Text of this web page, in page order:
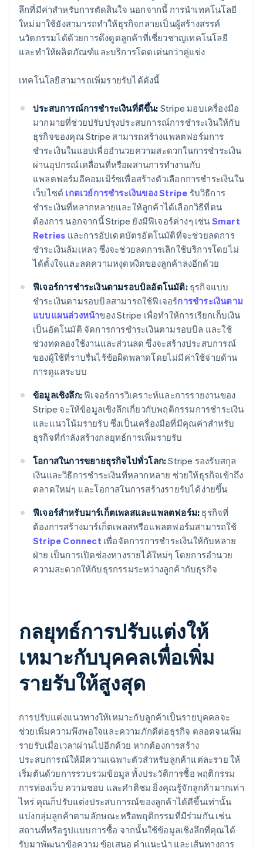
ลึกที่มีค่าสำหรับการตัดสินใจ นอกจากนี้ การนำเทคโนโลยี
ใหม่มาใช้ยังสามารถทำให้ธุรกิจกลายเป็นผู้สร้างสรรค์
นวัตกรรมได้ด้วยการดึงดูดลูกค้าที่เชี่ยวชาญเทคโนโลยี
และทำให้ผลิตภัณฑ์และบริการโดดเด่นกว่าคู่แข่ง
เทคโนโลยีสามารถเพิ่มรายรับได้ดังนี้
ประสบการณ์การชำระเงินที่ดีขึ้น: Stripe มอบเครื่องมือ
มากมายที่ช่วยปรับปรุงประสบการณ์การชําระเงินให้กับ
ธุรกิจของคุณ Stripe สามารถสร้างแพลตฟอร์มการ
ชำระเงินในแอปเพื่ออำนวยความสะดวกในการชำระเงิน
ผ่านอุปกรณ์เคลื่อนที่หรือผสานการทำงานกับ
แพลตฟอร์มอีคอมเมิร์ซเพื่อสร้างตัวเลือกการชำระเงินใน
เว็บไซต์ เกตเวย์การชำระเงินของ Stripe รับวิธีการ
ชำระเงินที่หลากหลายและให้ลูกค้าได้เลือกวิธีที่ตน
ต้องการ นอกจากนี้ Stripe ยังมีฟีเจอร์ต่างๆ เช่น Smart
Retries และการอัปเดตบัตรอัตโนมัติที่จะช่วยลดการ
ชำระเงินล้มเหลว ซึ่งจะช่วยลดการเลิกใช้บริการโดยไม่
ได้ตั้งใจและลดความหงุดหงิดของลูกค้าลงอีกด้วย
ฟีเจอร์การชำระเงินตามรอบบิลอัตโนมัติ:ธุรกิจแบบ
ชำระเงินตามรอบบิลสามารถใช้ฟีเจอร์การชําระเงินตาม
แบบแผนล่วงหน้าของ Stripe เพื่อทําให้การเรียกเก็บเงิน
เป็นอัตโนมัติ จัดการการชําระเงินตามรอบบิล และใช้
ช่วงทดลองใช้งานและส่วนลด ซึ่งจะสร้างประสบการณ์
ของผู้ใช้ที่ราบรื่นไร้ข้อผิดพลาดโดยไม่มีค่าใช้จ่ายด้าน
การดูแลระบบ
ข้อมูลเชิงลึก: ฟีเจอร์การวิเคราะห์และการรายงานของ
Stripe จะให้ข้อมูลเชิงลึกเกี่ยวกับพฤติกรรมการชําระเงิน
และแนวโน้มรายรับ ซึ่งเป็นเครื่องมือที่มีคุณค่าสําหรับ
ธุรกิจที่กำลังสร้างกลยุทธ์การเพิ่มรายรับ
โอกาสในการขยายธุรกิจไปทั่วโลก:Stripe รองรับสกุล
เงินและวิธีการชําระเงินที่หลากหลาย ช่วยให้ธุรกิจเข้าถึง
ตลาดใหม่ๆ และโอกาสในการสร้างรายรับได้ง่ายขึ้น
ฟีเจอร์สำหรับมาร์เก็ตเพลสและแพลตฟอร์ม: ธุรกิจที่
ต้องการสร้างมาร์เก็ตเพลสหรือแพลตฟอร์มสามารถใช้
Stripe Connect เพื่อจัดการการชําระเงินให้กับหลาย
ฝ่าย เป็นการเปิดช่องทางรายได้ใหม่ๆ โดยการอํานวย
ความสะดวกให้กับธุรกรรมระหว่างลูกค้ากับธุรกิจ
กลยุทธ์การปรับแต่งให้
เหมาะกับบุคคลเพื่อเพิ่ม
รายรับให้สูงสุด
การปรับแต่งแนวทางให้เหมาะกับลูกค้าเป็นรายบุคคลจะ
ช่วยเพิ่มความพึงพอใจและความภักดีต่อธุรกิจ ตลอดจนเพิ่ม
รายรับเมื่อเวลาผ่านไปอีกด้วย หากต้องการสร้าง
ประสบการณ์ให้มีความเฉพาะตัวสําหรับลูกค้าแต่ละราย ให้
เริ่มต้นด้วยการรวบรวมข้อมูล ทั้งประวัติการซื้อ พฤติกรรม
การท่องเว็บ ความชอบ และคําติชม ยิ่งคุณรู้จักลูกค้ามากเท่า
ไหร่ คุณก็ปรับแต่งประสบการณ์ของลูกค้าได้ดีขึ้นเท่านั้น
แบ่งกลุ่มลูกค้าตามลักษณะหรือพฤติกรรมที่มีร่วมกัน เช่น
สถานที่หรือรูปแบบการซื้อ จากนั้นใช้ข้อมูลเชิงลึกที่คุณได้
รับมาพัฒนาข้อความ ข้อเสนอ คําแนะนํา และเส้นทางการ